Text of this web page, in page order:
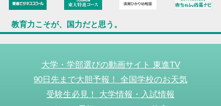
教育力こそが、国力だと思う。
大学・学部選びの動画サイト 東進TV
90日先まで大胆予報！ 全国学校のお天気
受験生必見！ 大学情報・入試情報